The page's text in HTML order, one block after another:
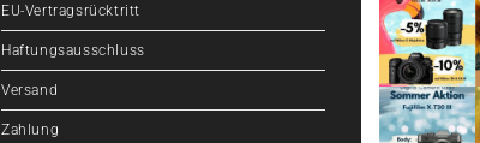
EU-Vertragsrücktritt
Haftungsausschluss
Versand
Zahlung